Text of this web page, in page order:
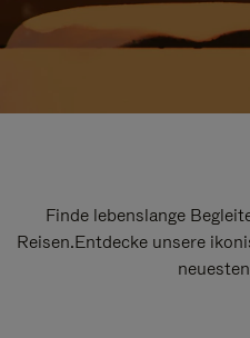
Finde lebenslange
Reisen.Entdecke unsere